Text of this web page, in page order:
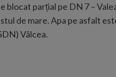
blocat parțial pe DN 7 –
de mare. Apa pe asfalt
Vâlcea.